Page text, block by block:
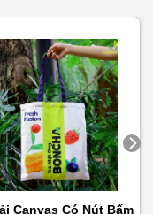
Canvas Có Nút Bấm